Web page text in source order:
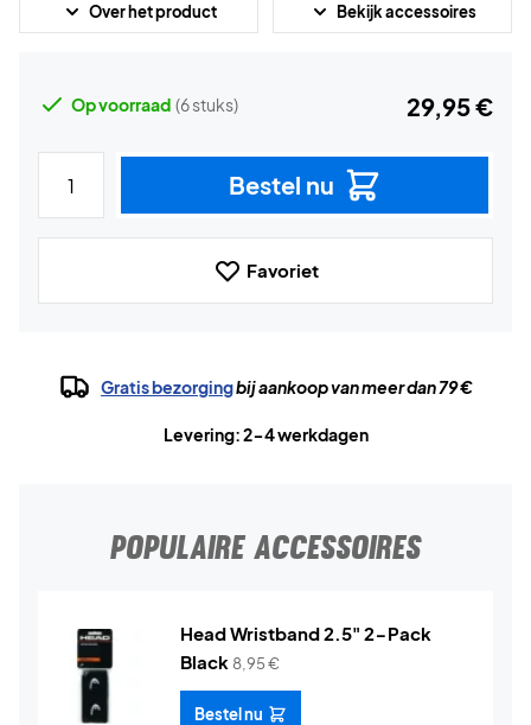
Over het product Bekijk accessoires
Op voorraad (6 stuks) 29,95 €
Bestel nu
Favoriet
Gratis bezorgingbij aankoop van meer dan 79 €
Levering: 2-4 werkdagen
POPULAIRE ACCESSOIRES
Head Wristband 2.5" 2-Pack
Black 8,95€
Bestel nu